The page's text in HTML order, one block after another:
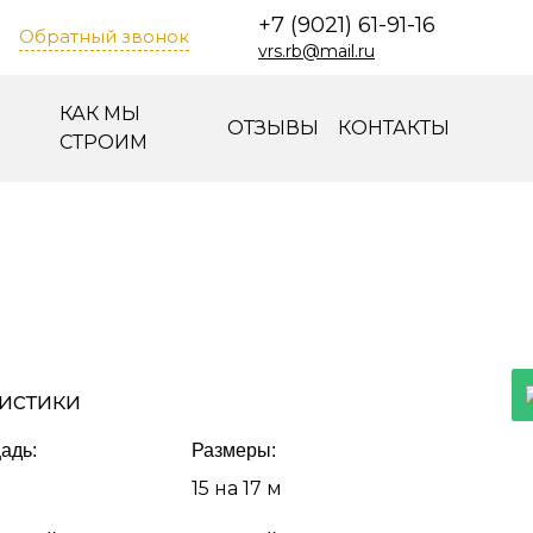
Обратный звонок +7 (9021) 61-91-16
vrs.rb@mail.ru
КАК МЫ
СТРОИМ
ОТЗЫВЫ КОНТАКТЫ
Размеры:
15 на 17 м